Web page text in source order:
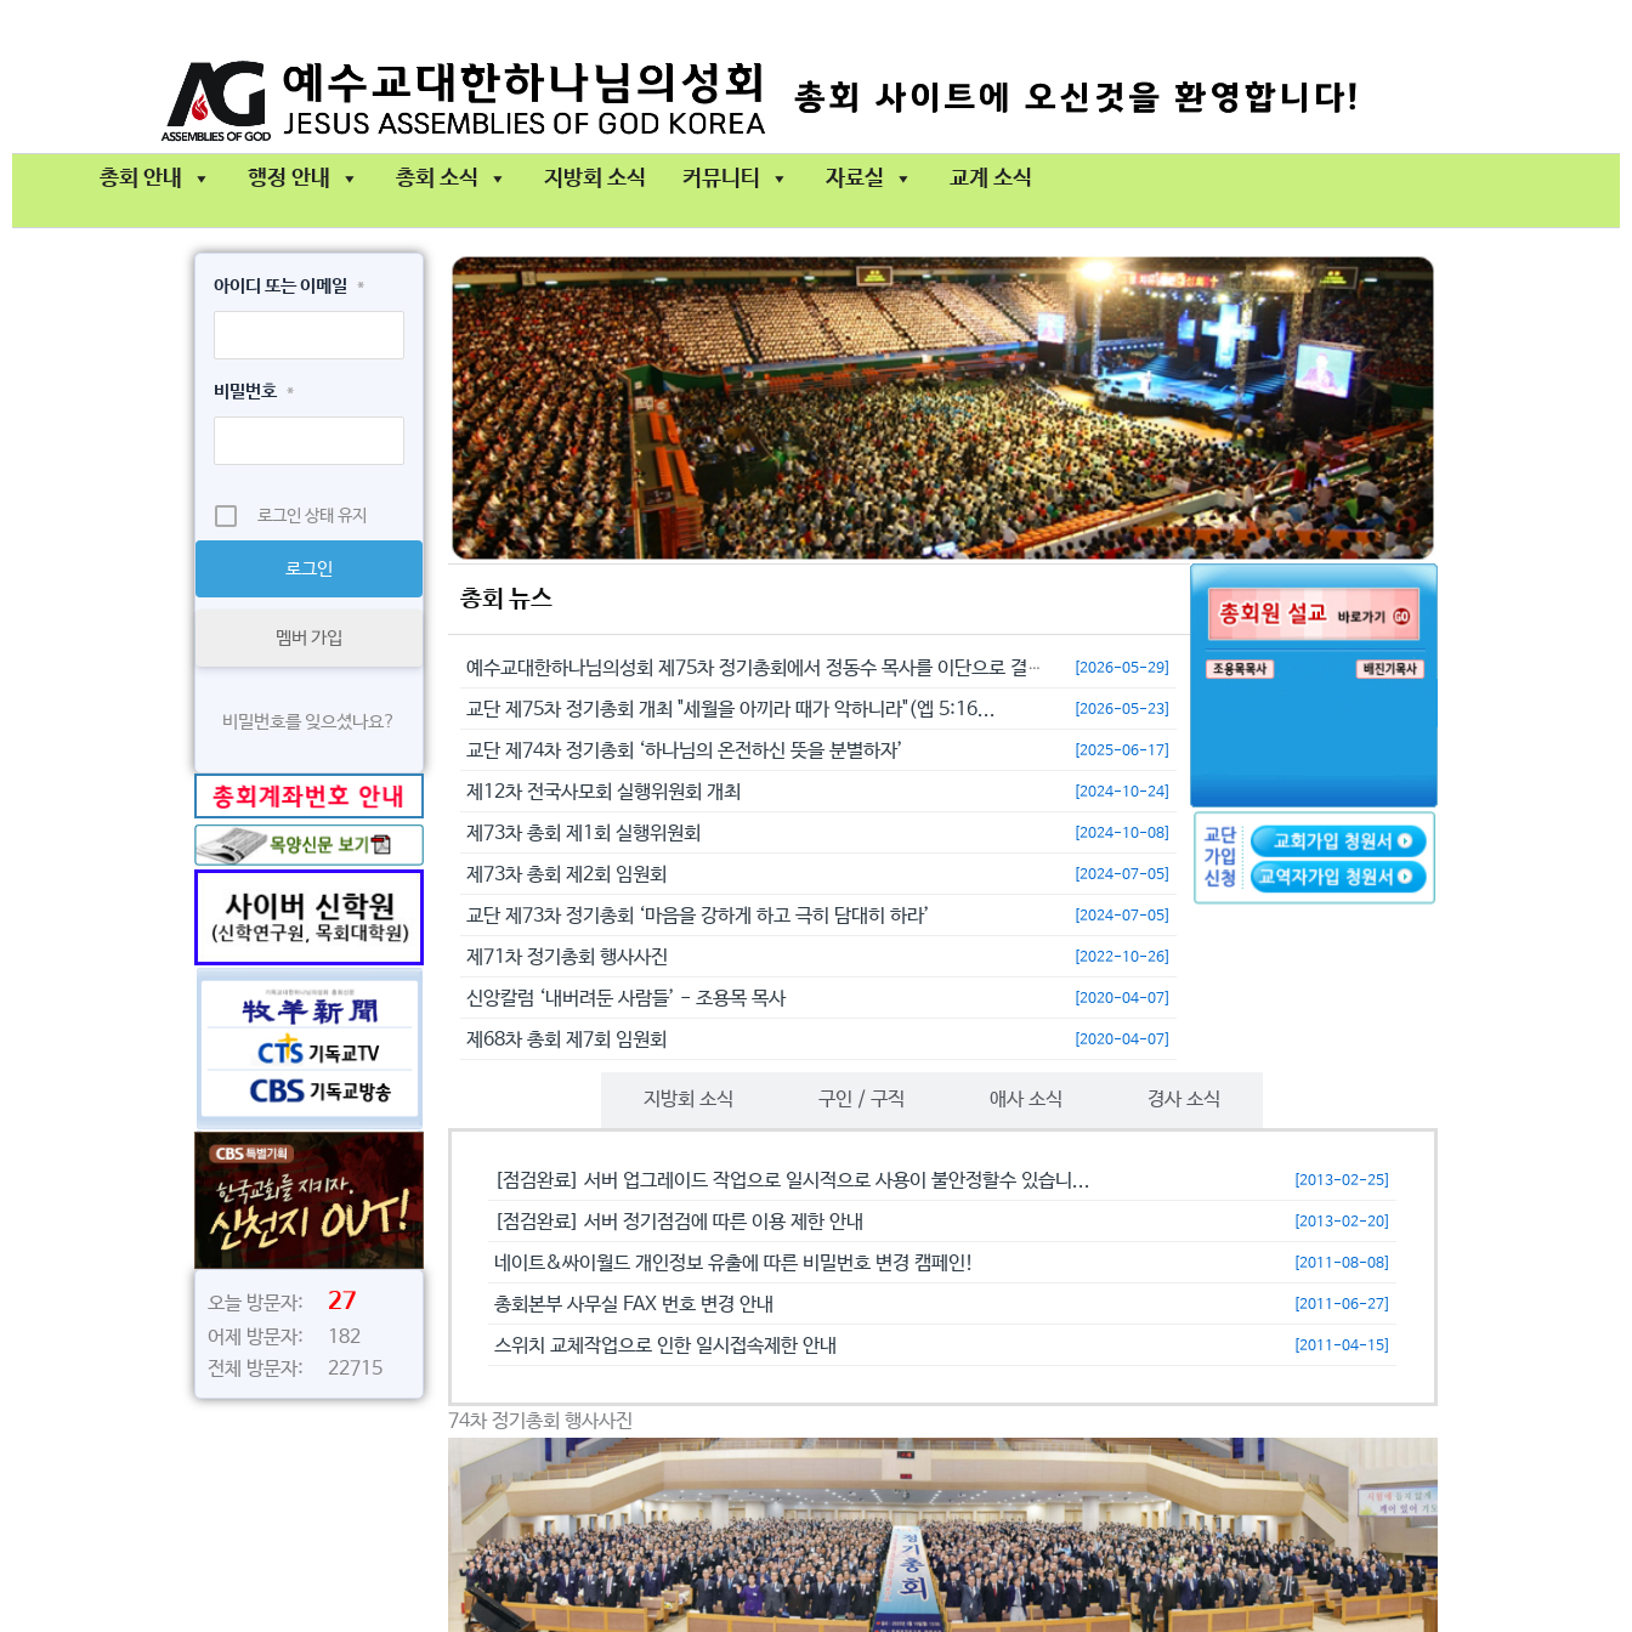
건
총회 안내 행정 안내 총회 소식 지방회 소식 커뮤니티 자료실 교계 소식
아이디 또는 이메일 *
비밀번호 *
로그인 상태 유지
멤버 가입
비밀번호를 잊으셨나요?
오늘 방문자: 27
어제 방문자: 182
전체 방문자: 22715
총회 뉴스
예수교대한하나님의성회 제75차 정기총회에서 정동수 목사를 이단으로 결의... [2026-05-29]
교단 제75차 정기총회 개최 "세월을 아끼라 때가 악하니라"(엡 5:16... [2026-05-23]
교단 제74차 정기총회 ‘하나님의 온전하신 뜻을 분별하자’ [2025-06-17]
제12차 전국사모회 실행위원회 개최 [2024-10-24]
제73차 총회 제1회 실행위원회 [2024-10-08]
제73차 총회 제2회 임원회 [2024-07-05]
교단 제73차 정기총회 ‘마음을 강하게 하고 극히 담대히 하라’ [2024-07-05]
제71차 정기총회 행사사진 [2022-10-26]
신앙칼럼 ‘내버려둔 사람들’ - 조용목 목사 [2020-04-07]
제68차 총회 제7회 임원회 [2020-04-07]
지방회 소식 구인 / 구직 애사 소식 경사 소식
[점검완료] 서버 업그레이드 작업으로 일시적으로 사용이 불안정할수 있습니... [2013-02-25]
[점검완료] 서버 정기점검에 따른 이용 제한 안내 [2013-02-20]
네이트&싸이월드 개인정보 유출에 따른 비밀번호 변경 캠페인! [2011-08-08]
총회본부 사무실 FAX 번호 변경 안내 [2011-06-27]
스위치 교체작업으로 인한 일시접속제한 안내 [2011-04-15]
74차 정기총회 행사사진